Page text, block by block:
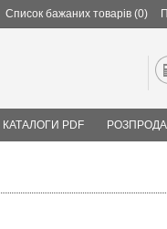
Список бажаних товарів (0)
КАТАЛОГИ PDF